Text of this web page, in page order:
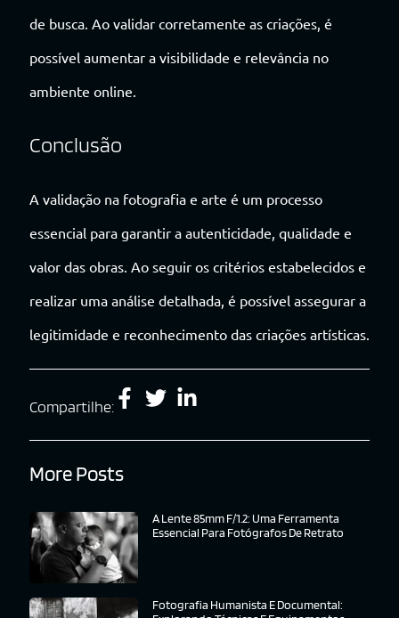
de busca. Ao validar corretamente as criações, é
possível aumentar a visibilidade e relevância no
ambiente online.
Conclusão
A validação na fotografia e arte é um processo
essencial para garantir a autenticidade, qualidade e
valor das obras. Ao seguir os critérios estabelecidos e
realizar uma análise detalhada, é possível assegurar a
legitimidade e reconhecimento das criações artísticas.
Compartilhe:
More Posts
A Lente 85mm F/1.2: Uma Ferramenta
Essencial Para Fotógrafos De Retrato
Fotografia Humanista E Documental: